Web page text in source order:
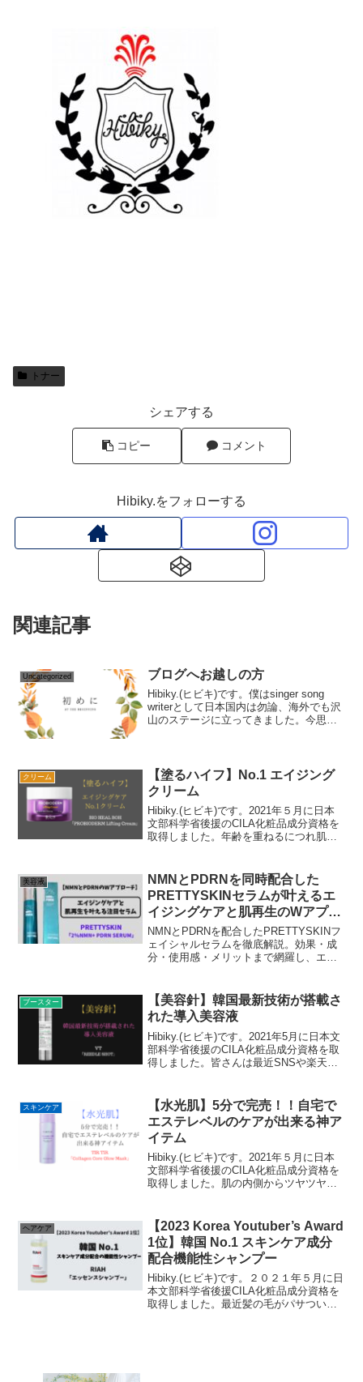
トナー
シェアする
コピー コメント
Hibiky.をフォローする
関連記事
Uncategorized ブログへお越しの方
Hibiky.(ヒビキ)です。僕はsinger song
writerとして日本国内は勿論、海外でも沢
山のステージに立ってきました。今思え
More...
クリーム
【塗るハイフ】No.1 エイジング
クリーム
Hibiky.(ヒビキ)です。2021年５月に日本
文部科学省後援のCILA化粧品成分資格を
取得しました。年齢を重ねるにつれ肌に
ョンが溜まりがち、そんな悩みを抱え10
代のRead More...
美容液
NMNとPDRNを同時配合した
PRETTYSKINセラムが叶えるエ
イジングケアと肌再生のWアプロ
ーチの魅力とは
NMNとPDRNを配合したPRETTYSKINフ
ェイシャルセラムを徹底解説。効果・成
分・使用感・メリットまで網羅し、エイ
ブースター
【美容針】韓国最新技術が搭載さ
れた導入美容液
Hibiky.(ヒビキ)です。2021年5月に日本文
部科学省後援のCILA化粧品成分資格を取
得しました。皆さんは最近SNSや楽天ラ
ンで有名なVTの最新技術が搭載されRead
More...
スキンケア
【水光肌】5分で完売！！自宅で
エステレベルのケアが出来る神ア
イテム
Hibiky.(ヒビキ)です。2021年５月に日本
文部科学省後援のCILA化粧品成分資格を
取得しました。肌の内側からツヤツヤし
れている一人です。そんな水光肌になれ
るお家Read More...
ヘアケア
【2023 Korea Youtuber’s Award
1位】韓国 No.1 スキンケア成分
配合機能性シャンプー
Hibiky.(ヒビキ)です。２０２１年５月に日
本文部科学省後援CILA化粧品成分資格を
取得しました。最近髪の毛がパサついた